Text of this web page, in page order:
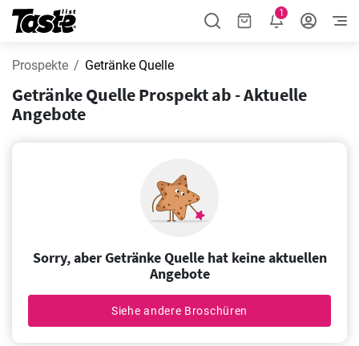
1
Prospekte Getränke Quelle
Getränke Quelle Prospekt ab - Aktuelle
Angebote
Sorry, aber Getränke Quelle hat keine aktuellen
Angebote
Siehe andere Broschüren